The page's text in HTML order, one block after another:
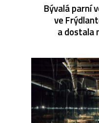
Bývalá parní
ve
a dostala